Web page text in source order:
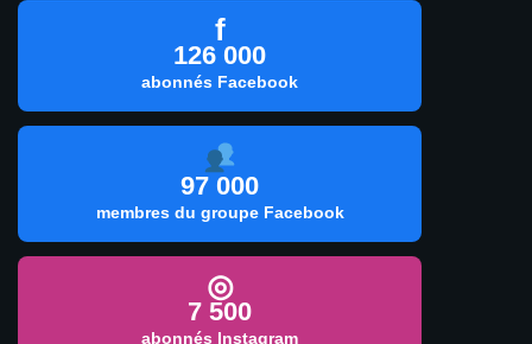
f
126 000
abonnés Facebook
97 000
membres du groupe Facebook
◎
7 500
abonnés Instagram